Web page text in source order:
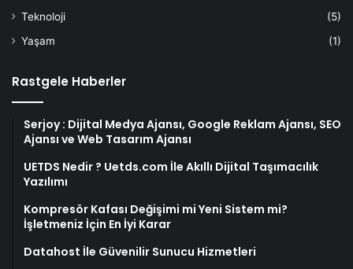
Teknoloji
(5)
Yaşam
(1)
Rastgele Haberler
Serjoy : Dijital Medya Ajansı, Google Reklam Ajansı, SEO
Ajansı ve Web Tasarım Ajansı
UETDS Nedir ? Uetds.com İle Akıllı Dijital Taşımacılık
Yazılımı
Kompresör Kafası Değişimi mi Yeni Sistem mi?
İşletmeniz İçin En İyi Karar
Datahost İle Güvenilir Sunucu Hizmetleri